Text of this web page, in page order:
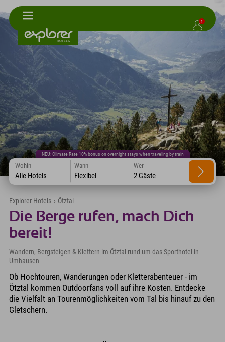
1
NEU: Climate Rate 10% bonus on overnight stays when traveling by train
Wohin
Alle Hotels
Wann
Flexibel
Wer
2 Gäste
Explorer Hotels › Ötztal
Die Berge rufen, mach Dich
bereit!
Wandern, Bergsteigen & Klettern im Ötztal rund um das Sporthotel in
Umhausen
Ob Hochtouren, Wanderungen oder Kletterabenteuer - im
Ötztal kommen Outdoorfans voll auf ihre Kosten. Entdecke
die Vielfalt an Tourenmöglichkeiten vom Tal bis hinauf zu den
Gletschern.